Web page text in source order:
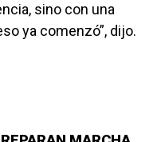
sino con una
ya comenzó”, dijo.